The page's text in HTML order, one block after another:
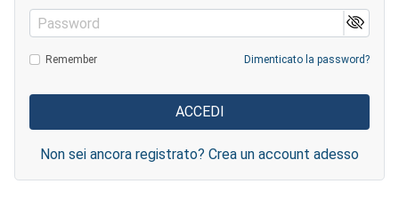
Password
Remember Dimenticato la password?
Non sei ancora registrato? Crea un account adesso